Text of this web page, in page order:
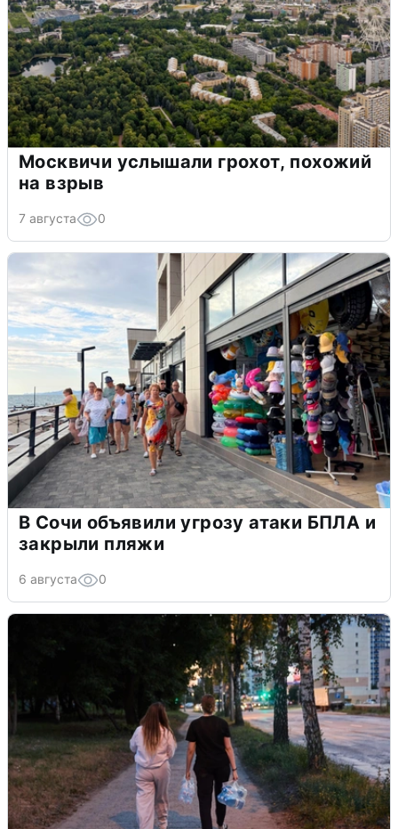
Москвичи услышали грохот, похожий
на взрыв
7 августа 0
В Сочи объявили угрозу атаки БПЛА и
закрыли пляжи
6 августа 0